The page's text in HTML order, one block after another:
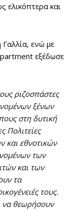
ελικόπτερα και
ενώ με
εξέδωσε
ριζοσπάστες
ξένων
στη δυτική
Πολιτείες
και εθνοτικών
των
και των
τα
τους.
να θεωρήσουν